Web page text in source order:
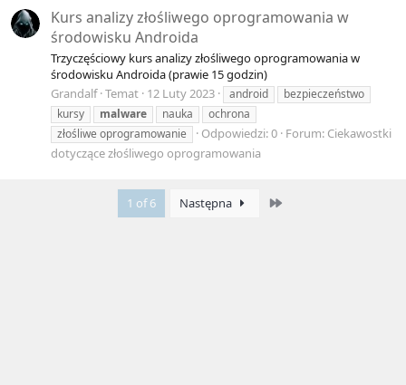
Kurs analizy złośliwego oprogramowania w
środowisku Androida
Trzyczęściowy kurs analizy złośliwego oprogramowania w
środowisku Androida (prawie 15 godzin)
Grandalf Temat 12 Luty 2023 android
bezpieczeństwo
kursy
malware nauka
ochrona
złośliwe oprogramowanie
Odpowiedzi: 0 Forum: Ciekawostki
dotyczące złośliwego oprogramowania
1 of 6 Następna